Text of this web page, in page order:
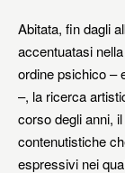
Abitata, fin dagli
accentuatasi
ordine psichico –
–, la ricerca
corso degli anni,
contenutistiche
espressivi nei